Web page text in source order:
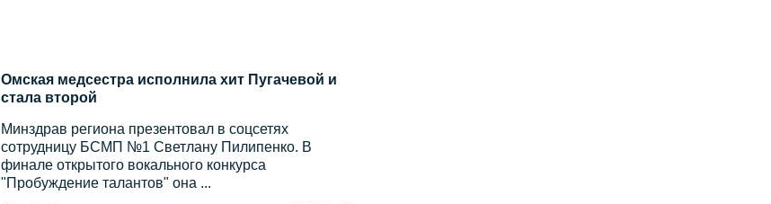
Омская медсестра исполнила хит Пугачевой и
стала второй
Минздрав региона презентовал в соцсетях
сотрудницу БСМП №1 Светлану Пилипенко. В
финале открытого вокального конкурса
"Пробуждение талантов" она ...